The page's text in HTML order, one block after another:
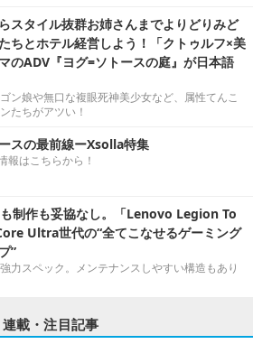
スタイル抜群お姉さんまでよりどりみど
ちとホテル経営しよう！「クトゥルフ×美
のADV『ヨグ=ソトースの庭』が日本語
ン娘や無口な複眼死神美少女など、属性てんこ
たちがアツい！
スの最前線ーXsolla特集
報はこちらから！
制作も妥協なし。「Lenovo Legion To
Ultra世代の“全てこなせるゲーミング
”
力スペック。メンテナンスしやすい構造もあり
連載・注目記事